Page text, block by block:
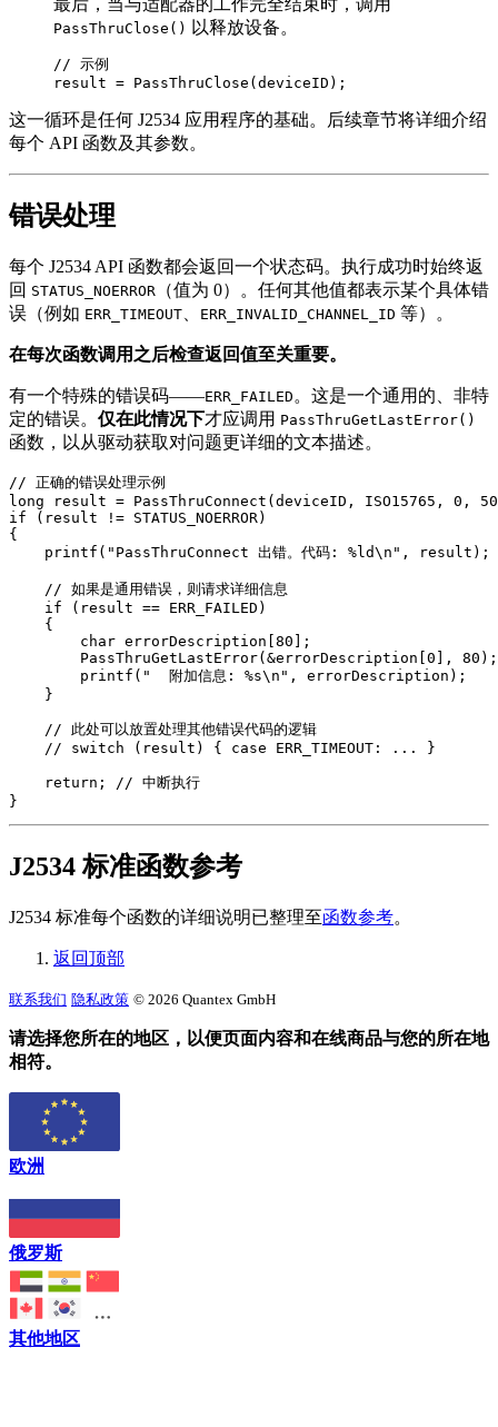
最后，当与适配器的工作完全结束时，调用
PassThruClose() 以释放设备。
// 示例
result = PassThruClose(deviceID);
这一循环是任何 J2534 应用程序的基础。后续章节将详细介绍
每个 API 函数及其参数。
错误处理
每个 J2534 API 函数都会返回一个状态码。执行成功时始终返
回 STATUS_NOERROR （值为 0）。任何其他值都表示某个具体错
误（例如 ERR_TIMEOUT ERR_INVALID_CHANNEL_ID 等）。
在每次函数调用之后检查返回值至关重要。
有一个特殊的错误码——ERR_FAILED 。这是一个通用的、非特
定的错误。 仅在此情况下才应调用 PassThruGetLastError()
函数，以从驱动获取对问题更详细的文本描述。
// 正确的错误处理示例
long result = PassThruConnect(deviceID, ISO15765, 0,
if (result != STATUS_NOERROR)
{
    printf("PassThruConnect 出错。代码: %ld\n", result);
    // 如果是通用错误，则请求详细信息
    if (result == ERR_FAILED)
    {
        char errorDescription[80];
        PassThruGetLastError(&errorDescription[0], 80);
        printf("  附加信息: %s\n", errorDescription);
    }
    // 此处可以放置处理其他错误代码的逻辑
    // switch (result) { case ERR_TIMEOUT: ... }
    return; // 中断执行
J2534 标准函数参考
J2534 标准每个函数的详细说明已整理至函数参考。
返回顶部
联系我们 隐私政策 © 2026 Quantex GmbH
请选择您所在的地区，以便页面内容和在线商品与您的所在地
相符。
欧洲
俄罗斯
其他地区